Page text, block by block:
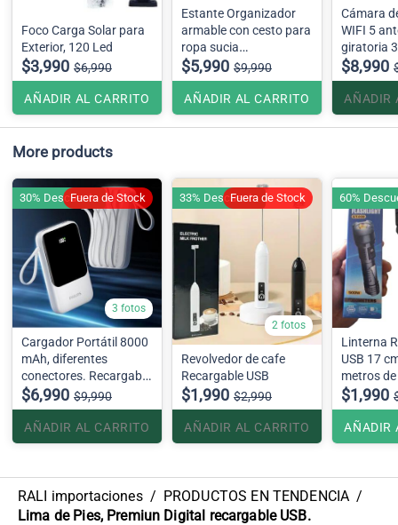
Foco Carga Solar para
Exterior, 120 Led
$3,990 $6,990
AÑADIR AL CARRITO
Estante Organizador
armable con cesto para
ropa sucia
42cmx32cmx1.30
$5,990 $9,990
AÑADIR AL CARRITO
Cámara
WIFI 5
giratoria
$8,990
AÑADIR
More products
3 fotos
Cargador Portátil 8000
mAh, diferentes
conectores. Recargable
usb
$6,990 $9,990
AÑADIR AL CARRITO
30% DescuentoFuera de Stock
2 fotos
Revolvedor de cafe
Recargable USB
$1,990 $2,990
AÑADIR AL CARRITO
33% DescuentoFuera de Stock
Linterna
USB 17
metros
luz de
$1,990
AÑADIR
60%
RALI importaciones / PRODUCTOS EN TENDENCIA /
Lima de Pies, Premiun Digital recargable USB.